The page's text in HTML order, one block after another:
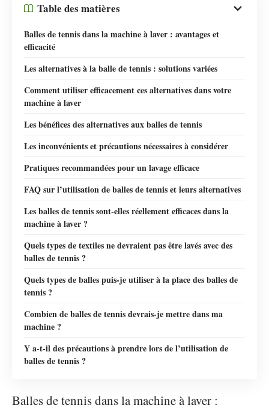
Table des matières
Balles de tennis dans la machine à laver : avantages et
efficacité
Les alternatives à la balle de tennis : solutions variées
Comment utiliser efficacement ces alternatives dans votre
machine à laver
Les bénéfices des alternatives aux balles de tennis
Les inconvénients et précautions nécessaires à considérer
Pratiques recommandées pour un lavage efficace
FAQ sur l’utilisation de balles de tennis et leurs alternatives
Les balles de tennis sont-elles réellement efficaces dans la
machine à laver ?
Quels types de textiles ne devraient pas être lavés avec des
balles de tennis ?
Quels types de balles puis-je utiliser à la place des balles de
tennis ?
Combien de balles de tennis devrais-je mettre dans ma
machine ?
Y a-t-il des précautions à prendre lors de l’utilisation de
balles de tennis ?
Balles de tennis dans la machine à laver :